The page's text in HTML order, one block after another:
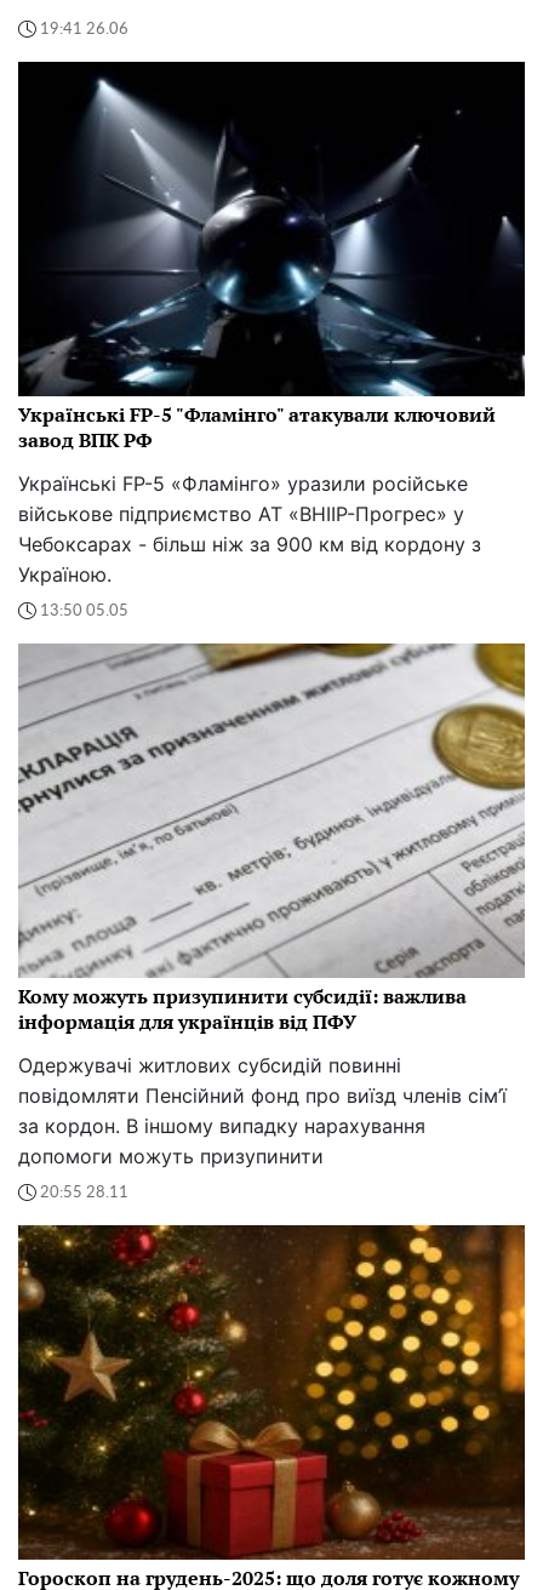
19:41 26.06
Українські FP-5 "Фламінго" атакували ключовий
завод ВПК РФ
Українські FP-5 «Фламінго» уразили російське
військове підприємство АТ «ВНІІР-Прогрес» у
Чебоксарах - більш ніж за 900 км від кордону з
Україною.
13:50 05.05
Кому можуть призупинити субсидії: важлива
інформація для українців від ПФУ
Одержувачі житлових субсидій повинні
повідомляти Пенсійний фонд про виїзд членів сім’ї
за кордон. В іншому випадку нарахування
допомоги можуть призупинити
20:55 28.11
Гороскоп на грудень-2025: що доля готує кожному